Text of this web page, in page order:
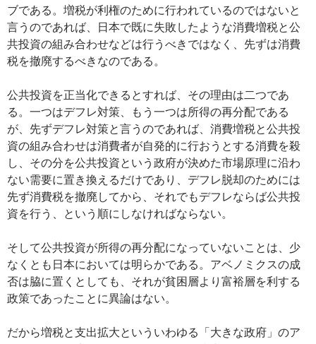
ブである。増税が利権のために行われているのではないと
言うのであれば、日本で既に失敗したような消費増税と公
共投資の組み合わせなどは行うべきではなく、先ずは消費
税を撤廃するべきなのである。
公共投資を正当化できるとすれば、その理由は二つであ
る。一つはデフレ対策、もう一つは所得の再分配である
が、先ずデフレ対策と言うのであれば、消費増税と公共投
資の組み合わせは消費者が自発的に行おうとする消費を殺
し、その分を公共投資という政府が決めた市場原理に沿わ
ない需要に置き換えるだけであり、デフレ脱却のためには
先ず消費税を撤廃してから、それでもデフレならば公共投
資を行う、という順にしなければならない。
そして公共投資が所得の再分配になっていないことは、少
なくとも日本においては明らかである。アベノミクスの成
否は脇に置くとしても、それが貧困層より富裕層を利する
政策であったことに異論はない。
だから増税と支出拡大といういわゆる「大きな政府」のア